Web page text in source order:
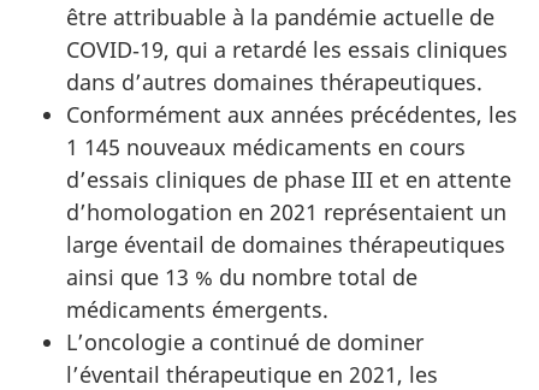
être attribuable à la pandémie actuelle de
COVID‑19, qui a retardé les essais cliniques
dans d’autres domaines thérapeutiques.
Conformément aux années précédentes, les
1 145 nouveaux médicaments en cours
d’essais cliniques de phase III et en attente
d’homologation en 2021 représentaient un
large éventail de domaines thérapeutiques
ainsi que 13 % du nombre total de
médicaments émergents.
L’oncologie a continué de dominer
l’éventail thérapeutique en 2021, les